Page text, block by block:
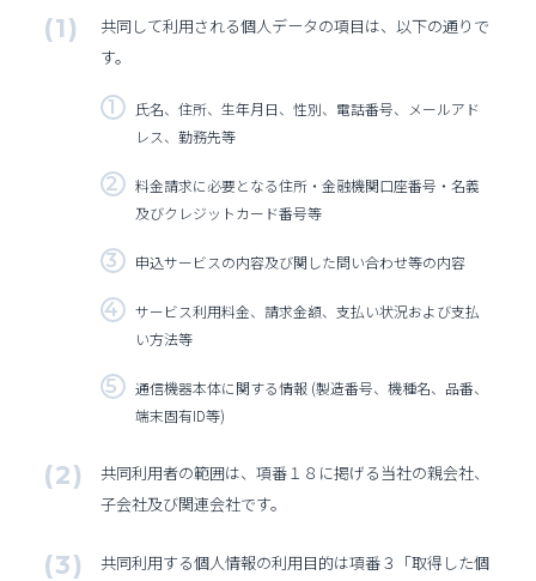
共同して利用される個人データの項目は、以下の通りで
す。
氏名、住所、生年月日、性別、電話番号、メールアド
レス、勤務先等
料金請求に必要となる住所・金融機関口座番号・名義
及びクレジットカード番号等
申込サービスの内容及び関した問い合わせ等の内容
サービス利用料金、請求金額、支払い状況および支払
い方法等
通信機器本体に関する情報 (製造番号、機種名、品番、
端末固有ID等)
共同利用者の範囲は、項番１８に掲げる当社の親会社、
子会社及び関連会社です。
共同利用する個人情報の利用目的は項番３「取得した個